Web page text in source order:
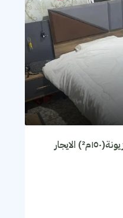
شقة للايجار في زيونة-قرب مول زيونة(١٥٠م²) الايجار